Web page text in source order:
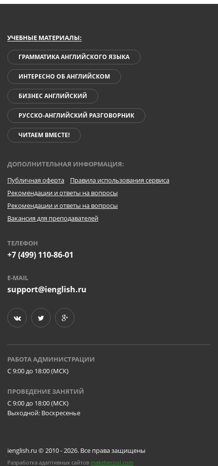
УЧЕБНЫЕ МАТЕРИАЛЫ:
ГРАММАТИКА АНГЛИЙСКОГО ЯЗЫКА
ИНТЕРЕСНО ОБ АНГЛИЙСКОМ
БИЗНЕС АНГЛИЙСКИЙ
РУССКО-АНГЛИЙСКИЙ РАЗГОВОРНИК
ЧИТАЕМ ВМЕСТЕ!
ДОПОЛНИТЕЛЬНАЯ ИНФОРМАЦИЯ:
Публичная оферта
Правила использования сервиса
Рекомендации и ответы на вопросы
Рекомендации и ответы на вопросы
Вакансия для преподавателей
ТЕЛЕФОН
+7 (499) 110-86-01
E-MAIL
support@ienglish.ru
РАБОТА АДМИНИСТРАЦИИ
C 9:00 до 18:00 (МСК)
ПРОВЕДЕНИЕ ЗАНЯТИЙ
C 9:00 до 18:00 (МСК)
Выходной: Воскресенье
ienglish.ru © 2010 - 2026. Все права защищены
Разработка адаптивных сайтов makebecool.com